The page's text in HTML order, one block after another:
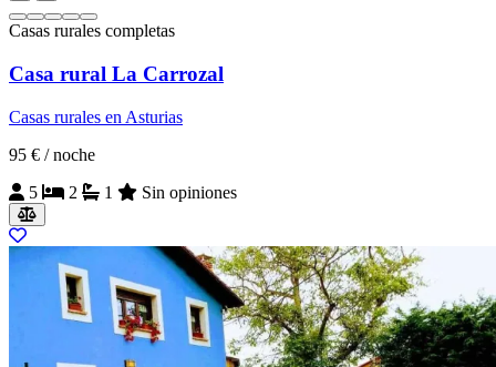
Casas rurales completas
Casa rural La Carrozal
Casas rurales en Asturias
95 € / noche
5
2 1 Sin opiniones